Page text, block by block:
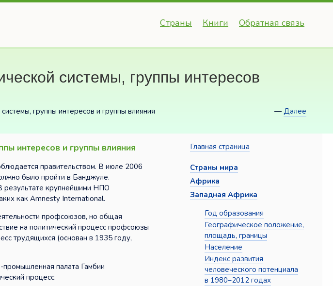
Страны Книги Обратная связь
системы, группы интересов
группы интересов и группы влияния — Далее
интересов и группы влияния
правительством. В июле 2006
было пройти в Банджуле.
результате крупнейшими НПО
как Amnesty International.
профсоюзов, но общая
на политический процесс профсоюзы
трудящихся (основан в 1935 году,
палата Гамбии
процесс.
Главная страница
Страны мира
Африка
Западная Африка
Год образования
Географическое положение,
площадь, границы
Население
Индекс развития
человеческого потенциала
в 1980–2012 годах